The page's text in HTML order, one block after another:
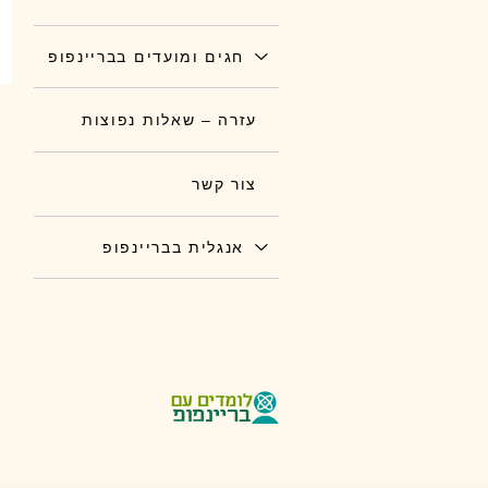
חגים ומועדים בבריינפופ
עזרה – שאלות נפוצות
צור קשר
אנגלית בבריינפופ